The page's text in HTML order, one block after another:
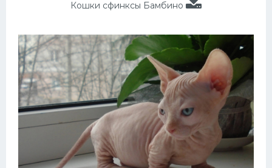
Кошки сфинксы Бамбино